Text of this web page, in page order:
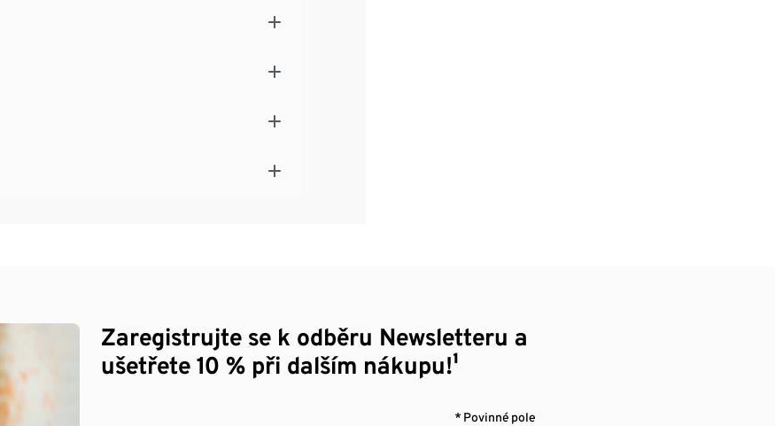
Zaregistrujte se k odběru Newsletteru a
ušetřete 10 % při dalším nákupu!¹
* Povinné pole